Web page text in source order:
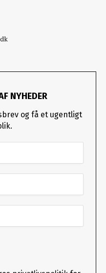
NYHEDER
og få et ugentligt